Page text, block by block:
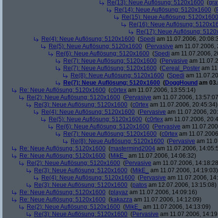
Re(13): Neue Auflösung: 5120x1600 (
Re(14): Neue Auflösung: 5120x1600 (
Re(15): Neue Auflösung: 5120x1600
Re(16): Neue Auflösung:
Re(17): Neue Auflösung:
Re(4): Neue Auflösung: 5120x1600 (Spedi am 11.07.2006,
Re(5): Neue Auflösung: 5120x1600 (Pervasive am 11.07.2006,
Re(6): Neue Auflösung: 5120x1600 (Spedi am 11.07.2006,
Re(7): Neue Auflösung: 5120x1600 (Pervasive am
Re(7): Neue Auflösung: 5120x1600 (Cereal_Poster am
Re(8): Neue Auflösung: 5120x1600 (Spedi am
Re(7): Neue Auflösung: 5120x1600 (DoggHound am
Re: Neue Auflösung: 5120x1600 (c0rtex am 11.07.2006, 13:55:14)
Re(2): Neue Auflösung: 5120x1600 (Pervasive am 11.07.2006,
Re(3): Neue Auflösung: 5120x1600 (c0rtex am 11.07.2006, 20:45:34)
Re(4): Neue Auflösung: 5120x1600 (Pervasive am 11.07.2006,
Re(5): Neue Auflösung: 5120x1600 (c0rtex am 11.07.2006,
Re(6): Neue Auflösung: 5120x1600 (Pervasive am
Re(7): Neue Auflösung: 5120x1600 (c0rtex am
Re(8): Neue Auflösung: 5120x1600 (Pervasive am
Re: Neue Auflösung: 5120x1600 (mastermind2004 am 11.07.2006,
Re: Neue Auflösung: 5120x1600 (MikE_
am 11.07.2006, 14:06:32)
Re(2): Neue Auflösung: 5120x1600 (Pervasive am 11.07.2006,
Re(3): Neue Auflösung: 5120x1600 (MikE_
am 11.07.2006, 14:19:03)
Re(4): Neue Auflösung: 5120x1600 (Pervasive am 11.07.2006,
Re(3): Neue Auflösung: 5120x1600 (patos am 12.07.2006, 13:15:08)
Re: Neue Auflösung: 5120x1600 (playaz am 11.07.2006, 14:09:16)
Re: Neue Auflösung: 5120x1600 (kakazza am 11.07.2006, 14:12:09)
Re(2): Neue Auflösung: 5120x1600 (MikE_
am 11.07.2006, 14:13:09)
Re(3): Neue Auflösung: 5120x1600 (Pervasive am 11.07.2006,